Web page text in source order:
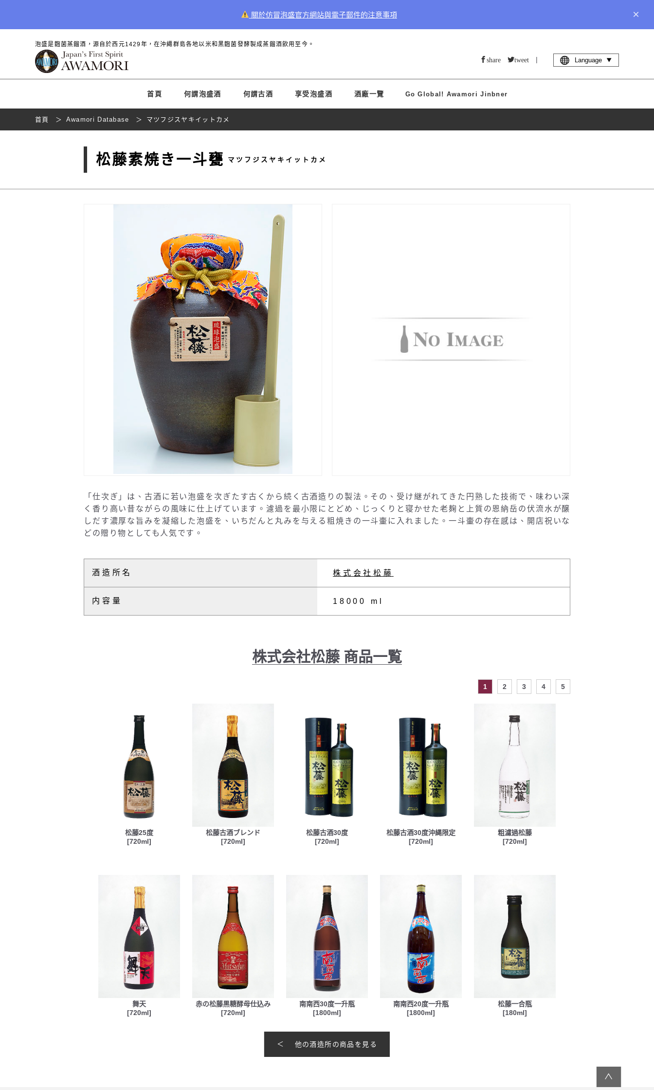
關於仿冒泡盛官方網站與電子郵件的注意事項 ×
泡盛是麴菌蒸餾酒，源自於西元1429年，在沖繩群島各地以米和黑麴菌發酵製成蒸餾酒飲用至今。
share tweet | Language
首頁 何謂泡盛酒 何謂古酒 享受泡盛酒 酒廠一覽 Go Global! Awamori Jinbner
首頁 Awamori Database マツフジスヤキイットカメ
松藤素焼き一斗甕 マツフジスヤキイットカメ
「仕次ぎ」は、古酒に若い泡盛を次ぎたす古くから続く古酒造りの製法。その、受け継がれてきた円熟した技術で、味わい深
く香り高い昔ながらの風味に仕上げています。濾過を最小限にとどめ、じっくりと寝かせた老麹と上質の恩納岳の伏流水が醸
しだす濃厚な旨みを凝縮した泡盛を、いちだんと丸みを与える粗焼きの一斗壷に入れました。一斗壷の存在感は、開店祝いな
どの贈り物としても人気です。
酒造所名 株式会社松藤
内容量 18000 ml
株式会社松藤商品一覧
1 2 3 4 5
松藤25度
[720ml]
松藤古酒ブレンド
[720ml]
松藤古酒30度
[720ml]
松藤古酒30度沖縄限定
[720ml]
粗濾過松藤
[720ml]
舞天
[720ml]
赤の松藤黒糖酵母仕込み
[720ml]
南南西30度一升瓶
[1800ml]
南南西20度一升瓶
[1800ml]
松藤一合瓶
[180ml]
他の酒造所の商品を見る
∧